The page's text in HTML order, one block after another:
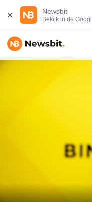
Newsbit
Bekijk in de